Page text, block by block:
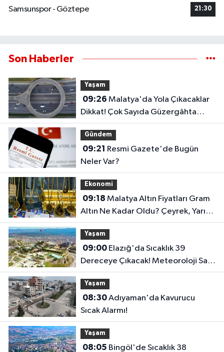
Samsunspor - Göztepe
21:30
Son Haberler
Yaşam
09:26
Dikkat! Çok Sayıda Güzergâhta
Çalışma Sürüyor..
Gündem
09:21
Neler Var?
Ekonomi
09:18
Altın Ne Kadar Oldu? Çeyrek, Yarım
ve Ata Altın Kaç TL?
Yaşam
09:00Elazığ'da Sıcaklık 39
Dereceye Çıkacak! Meteoroloji Saat
Vererek Uyardı..
Yaşam
08:30Adıyaman'da Kavurucu
Sıcak Alarmı!
Yaşam
08:05